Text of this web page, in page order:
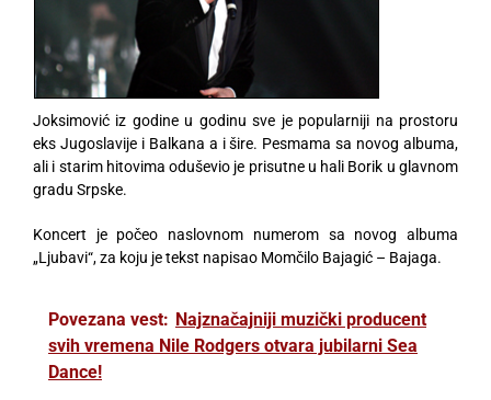
Joksimović iz godine u godinu sve je popularniji na prostoru
eks Jugoslavije i Balkana a i šire. Pesmama sa novog albuma,
ali i starim hitovima oduševio je prisutne u hali Borik u glavnom
gradu Srpske.
Koncert je počeo naslovnom numerom sa novog albuma
„Ljubavi“, za koju je tekst napisao Momčilo Bajagić – Bajaga.
Povezana vest: Najznačajniji muzički producent
svih vremena Nile Rodgers otvara jubilarni Sea
Dance!